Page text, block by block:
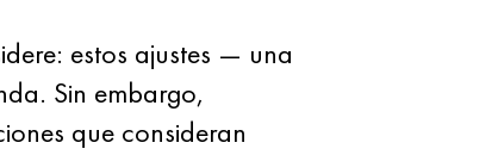
estos ajustes — una
Sin embargo,
que consideran